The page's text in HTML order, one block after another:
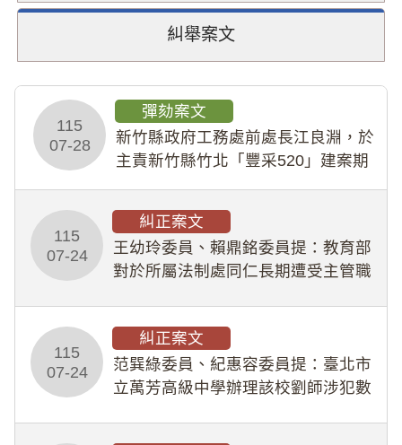
糾舉案文
115
07-28
彈劾案文
新竹縣政府工務處前處長江良淵，於
主責新竹縣竹北「豐采520」建案期
幣1,483萬餘元，並長期收受建商餽
贈；復罔顧公共安全，圖利默許建商
於停工期間
115
07-24
糾正案文
王幼玲委員、賴鼎銘委員提：教育部
對於所屬法制處同仁長期遭受主管職
人員保障法」及「職業安全衛生法」
所定維護公務人員
115
07-24
糾正案文
范巽綠委員、紀惠容委員提：臺北市
立萬芳高級中學辦理該校劉師涉犯數